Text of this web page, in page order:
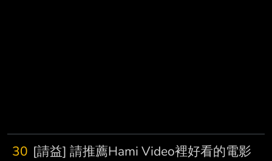
30 [請益] 請推薦Hami Video裡好看的電影